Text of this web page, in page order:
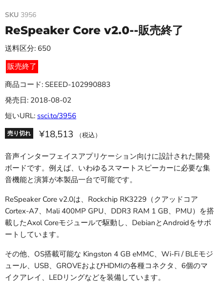
SKU 3956
ReSpeaker Core v2.0--販売終了
送料区分: 650
販売終了
商品コード: SEEED-102990883
発売日: 2018-08-02
短いURL: ssci.to/3956
売り切れ ¥18,513 （税込）
音声インターフェイスアプリケーション向けに設計された開発
ボードです。例えば、いわゆるスマートスピーカーに必要な集
音機能と演算が本製品一台で可能です。
ReSpeaker Core v2.0は、Rockchip RK3229（クアッドコア
Cortex-A7、Mali 400MP GPU、DDR3 RAM 1 GB、PMU）を搭
載したAxol Coreモジュールで駆動し、DebianとAndroidをサポ
ートしています。
その他、OS搭載可能な Kingston 4 GB eMMC、Wi-Fi / BLEモジ
ュール、USB、GROVEおよびHDMIの各種コネクタ、6個のマ
イクアレイ、LEDリングなどを装備しています。